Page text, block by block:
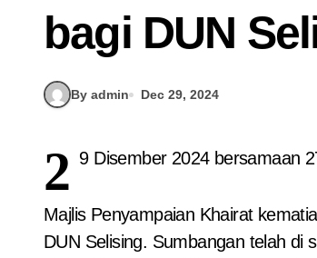
bagi DUN
By admin Dec 29, 2024
2 9 Disember 2024 bersamaan
Majlis Penyampaian Khairat
DUN Selising. Sumbangan telah di